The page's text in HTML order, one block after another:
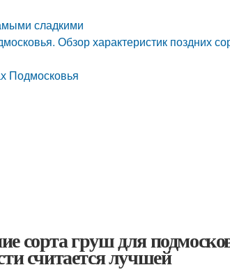
сладкими
Обзор характеристик поздних
Подмосковья
сорта груш для
считается лучшей